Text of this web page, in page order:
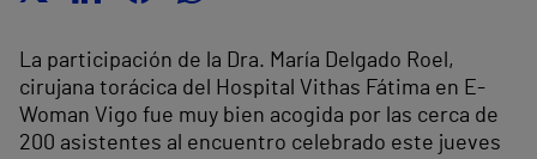
La participación de la Dra. María Delgado Roel,
cirujana torácica del Hospital Vithas Fátima en E-
Woman Vigo fue muy bien acogida por las cerca de
200 asistentes al encuentro celebrado este jueves